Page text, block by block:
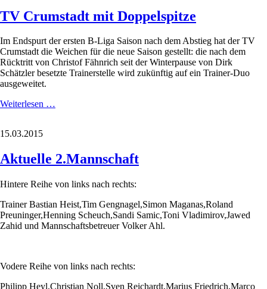
TV Crumstadt mit Doppelspitze
Im Endspurt der ersten B-Liga Saison nach dem Abstieg hat der TV
Crumstadt die Weichen für die neue Saison gestellt: die nach dem
Rücktritt von Christof Fähnrich seit der Winterpause von Dirk
Schätzler besetzte Trainerstelle wird zukünftig auf ein Trainer-Duo
ausgeweitet.
Weiterlesen …
15.03.2015
Aktuelle 2.Mannschaft
Hintere Reihe von links nach rechts:
Trainer Bastian Heist,Tim Gengnagel,Simon Maganas,Roland
Preuninger,Henning Scheuch,Sandi Samic,Toni Vladimirov,Jawed
Zahid und Mannschaftsbetreuer Volker Ahl.
Vodere Reihe von links nach rechts:
Philipp Heyl,Christian Noll,Sven Reichardt,Marius Friedrich,Marco